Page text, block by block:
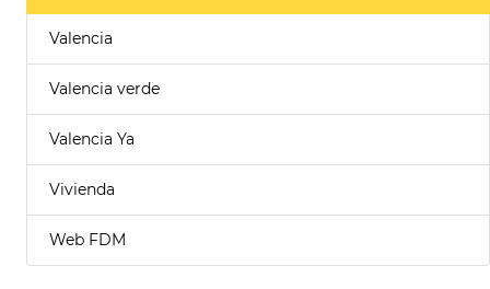
Valencia
Valencia verde
Valencia Ya
Vivienda
Web FDM